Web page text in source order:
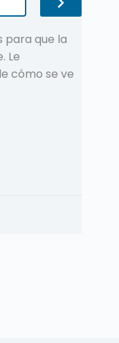
para que la
Le
cómo se ve